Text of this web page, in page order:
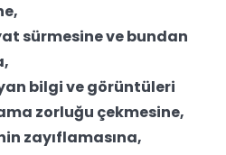
sürmesine ve bundan
bilgi ve görüntüleri
zorluğu çekmesine,
zayıflamasına,